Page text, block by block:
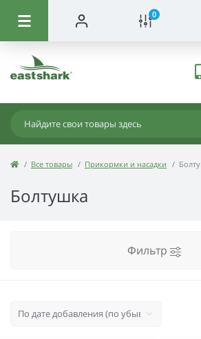
0
Все товары Прикормки и насадки
Болтушка
Фильтр